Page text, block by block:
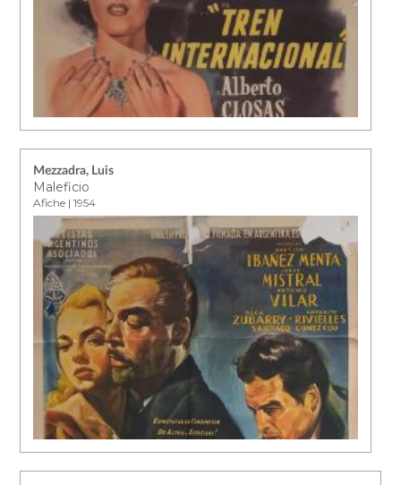
Mezzadra, Luis
Maleficio
Afiche | 1954